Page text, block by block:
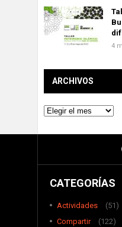
4
ARCHIVOS
Archivos
CATEGORÍAS
Actividades
(51)
Compartir
(122)